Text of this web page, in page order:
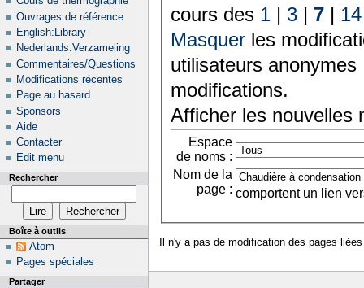
cours des 1| 3| 7| 14
Masquerles
utilisateurs
modifications.
Afficher les nouvelles
Espace
de noms :
Nom de la
page : comportent un lien
Il n'y a pas de modification des pages
Ouvrages de référence
English:Library
Nederlands:Verzameling
Commentaires/Questions
Modifications récentes
Page au hasard
Sponsors
Aide
Contacter
Edit menu
Rechercher
Boîte à outils
Atom
Pages spéciales
Partager